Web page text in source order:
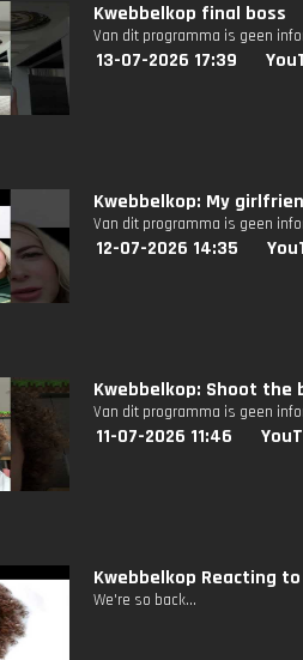
Kwebbelkop final boss
Van dit programma is geen
13-07-2026 17:39
Kwebbelkop: My
Van dit programma is geen
12-07-2026 14:35
Kwebbelkop: Shoot the
Van dit programma is geen
11-07-2026 11:46
Kwebbelkop Reacting
We're so back...